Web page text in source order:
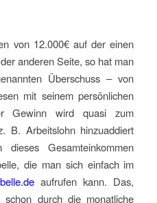
von 12.000€ auf der einen
anderen Seite, so hat man
Überschuss – von
mit seinem persönlichen
Gewinn wird quasi zum
B. Arbeitslohn hinzuaddiert
Gesamteinkommen
die man sich einfach im
aufrufen kann. Das,
durch die monatliche